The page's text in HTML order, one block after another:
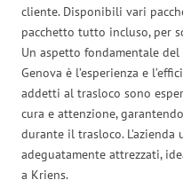
cliente. Disponibili vari
pacchetto tutto incluso, per
Un aspetto fondamentale
Genova è l’esperienza e
addetti al trasloco sono
cura e attenzione,
durante il trasloco.
adeguatamente attrezzati,
a Kriens.